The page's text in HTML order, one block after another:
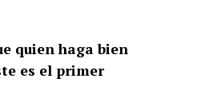
quien haga bien
es el primer